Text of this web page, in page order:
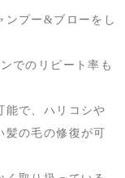
ンプー&ブローをし
でのリピート率も
能で、ハリコシや
髪の毛の修復が可